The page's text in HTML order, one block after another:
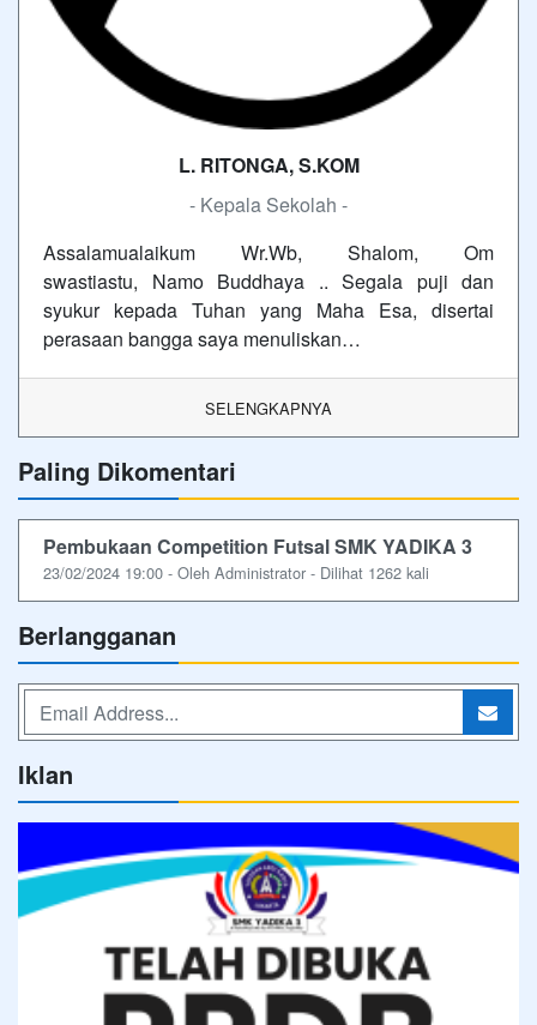
L. RITONGA, S.KOM
- Kepala Sekolah -
Assalamualaikum Wr.Wb, Shalom, Om
swastiastu, Namo Buddhaya .. Segala puji dan
syukur kepada Tuhan yang Maha Esa, disertai
perasaan bangga saya menuliskan…
SELENGKAPNYA
Paling Dikomentari
Pembukaan Competition Futsal SMK YADIKA 3
23/02/2024 19:00 - Oleh Administrator - Dilihat 1262 kali
Berlangganan
Iklan